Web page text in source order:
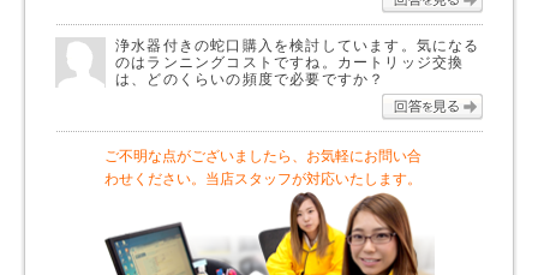
浄水器付きの蛇口購入を検討しています。気になる
のはランニングコストですね。カートリッジ交換
は、どのくらいの頻度で必要ですか？
ご不明な点がございましたら、お気軽にお問い合
わせください。当店スタッフが対応いたします。